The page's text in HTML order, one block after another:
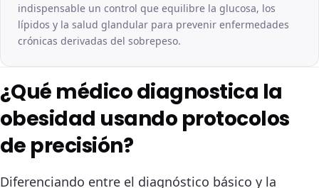
indispensable un control que equilibre la glucosa, los
lípidos y la salud glandular para prevenir enfermedades
crónicas derivadas del sobrepeso.
¿Qué médico diagnostica la
obesidad usando protocolos
de precisión?
Diferenciando entre el diagnóstico básico y la